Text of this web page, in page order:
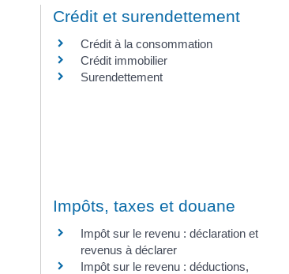
Crédit et surendettement
Crédit à la consommation
Crédit immobilier
Surendettement
Impôts, taxes et douane
Impôt sur le revenu : déclaration et
revenus à déclarer
Impôt sur le revenu : déductions,